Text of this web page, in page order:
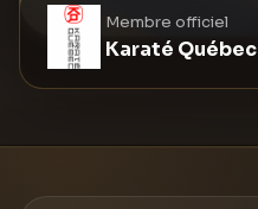
Membre officiel
Karaté Québec